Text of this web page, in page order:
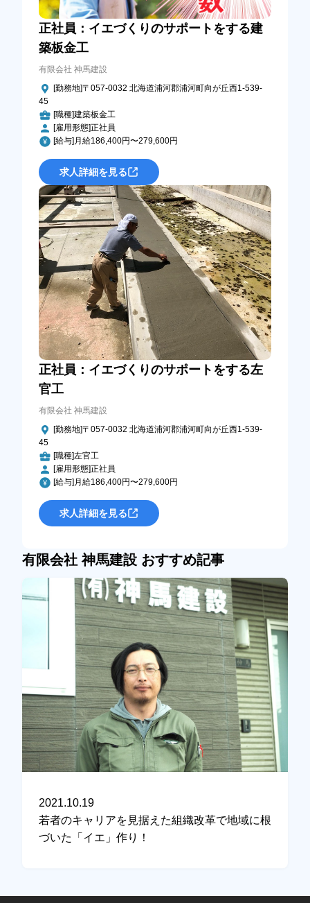
正社員：イエづくりのサポートをする建
築板金工
有限会社 神馬建設
[勤務地]〒057-0032 北海道浦河郡浦河町向が丘西1-539-
45
[職種]建築板金工
[雇用形態]正社員
[給与]月給186,400円〜279,600円
求人詳細を見る
正社員：イエづくりのサポートをする左
官工
有限会社 神馬建設
[勤務地]〒057-0032 北海道浦河郡浦河町向が丘西1-539-
45
[職種]左官工
[雇用形態]正社員
[給与]月給186,400円〜279,600円
求人詳細を見る
有限会社 神馬建設 おすすめ記事
2021.10.19
若者のキャリアを見据えた組織改革で地域に根
づいた「イエ」作り！